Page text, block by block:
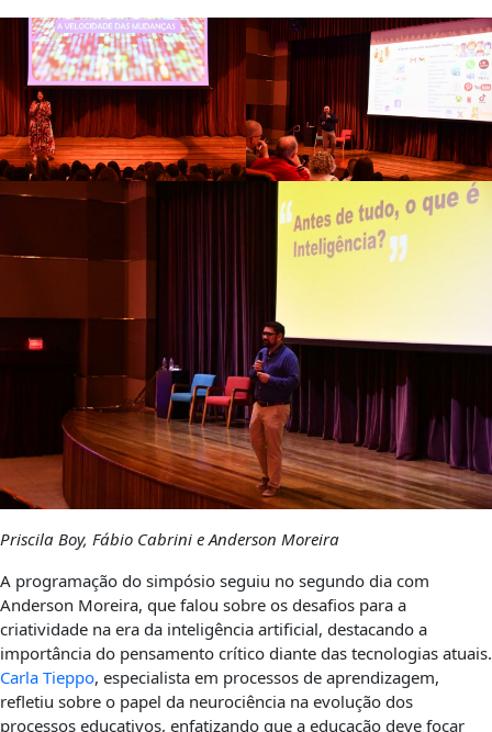
Priscila Boy, Fábio Cabrini e Anderson Moreira
A programação do simpósio seguiu no segundo dia com
Anderson Moreira, que falou sobre os desafios para a
criatividade na era da inteligência artificial, destacando a
importância do pensamento crítico diante das tecnologias atuais.
Carla Tieppo, especialista em processos de aprendizagem,
refletiu sobre o papel da neurociência na evolução dos
processos educativos, enfatizando que a educação deve focar